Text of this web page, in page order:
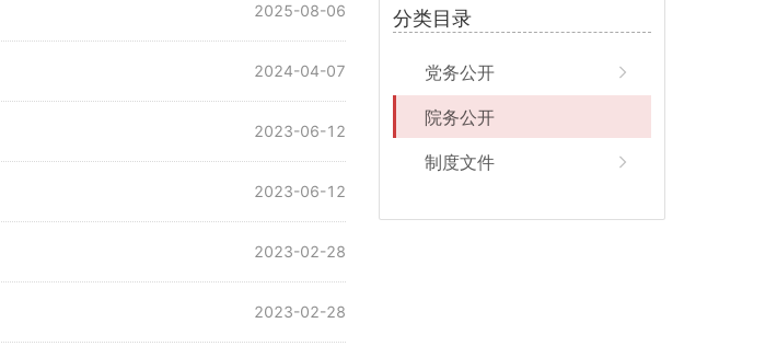
2025-08-06
2024-04-07
2023-06-12
2023-06-12
2023-02-28
2023-02-28
分类目录
党务公开
院务公开
制度文件